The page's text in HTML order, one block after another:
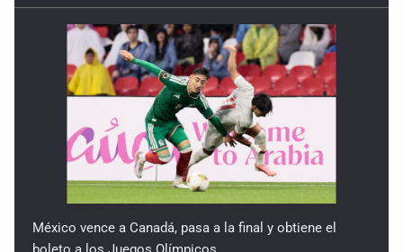
México vence a Canadá, pasa a la final y obtiene el
boleto a los Juegos Olímpicos